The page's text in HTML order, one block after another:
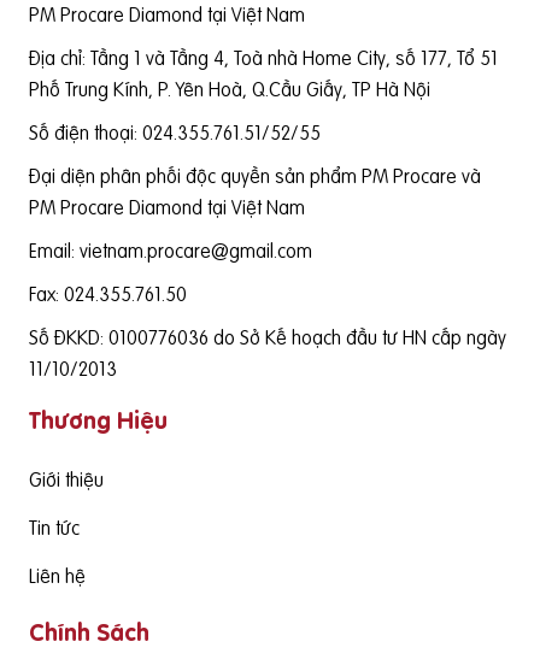
PM Procare Diamond tại Việt Nam
Địa chỉ: Tầng 1 và Tầng 4, Toà nhà Home City, số 177, Tổ 51
Phố Trung Kính, P. Yên Hoà, Q.Cầu Giấy, TP Hà Nội
Số điện thoại: 024.355.761.51/52/55
Đại diện phân phối độc quyền sản phẩm PM Procare và
PM Procare Diamond tại Việt Nam
Email: vietnam.procare@gmail.com
Fax: 024.355.761.50
Số ĐKKD: 0100776036 do Sở Kế hoạch đầu tư HN cấp ngày
11/10/2013
Thương Hiệu
Giới thiệu
Tin tức
Liên hệ
Chính Sách